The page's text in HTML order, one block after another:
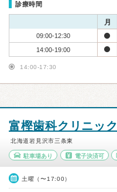
診療時間
月
09:00-12:30
14:00-19:00
14:00-17:30
富樫歯科クリニック
北海道岩見沢市三条東
駐車場あり 電子決済可
土曜（〜17:00）